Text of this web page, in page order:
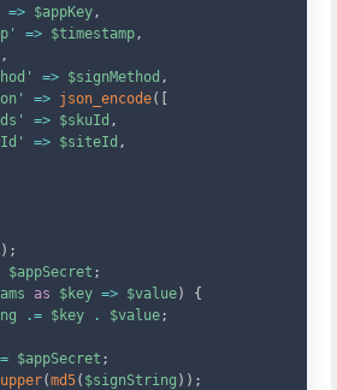
=> $appKey,
=> $timestamp,
,
=> $signMethod ,
=> json_encode(
=> $skuId ,
=> $siteId ,
) ;
$appSecret ;
as $key => $value)
{
.= $key . $value;
$appSecret ;
(md5( $signString ) ) ;